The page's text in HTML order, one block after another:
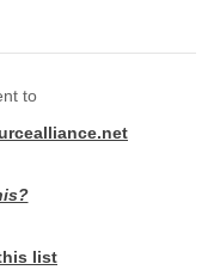
to
list